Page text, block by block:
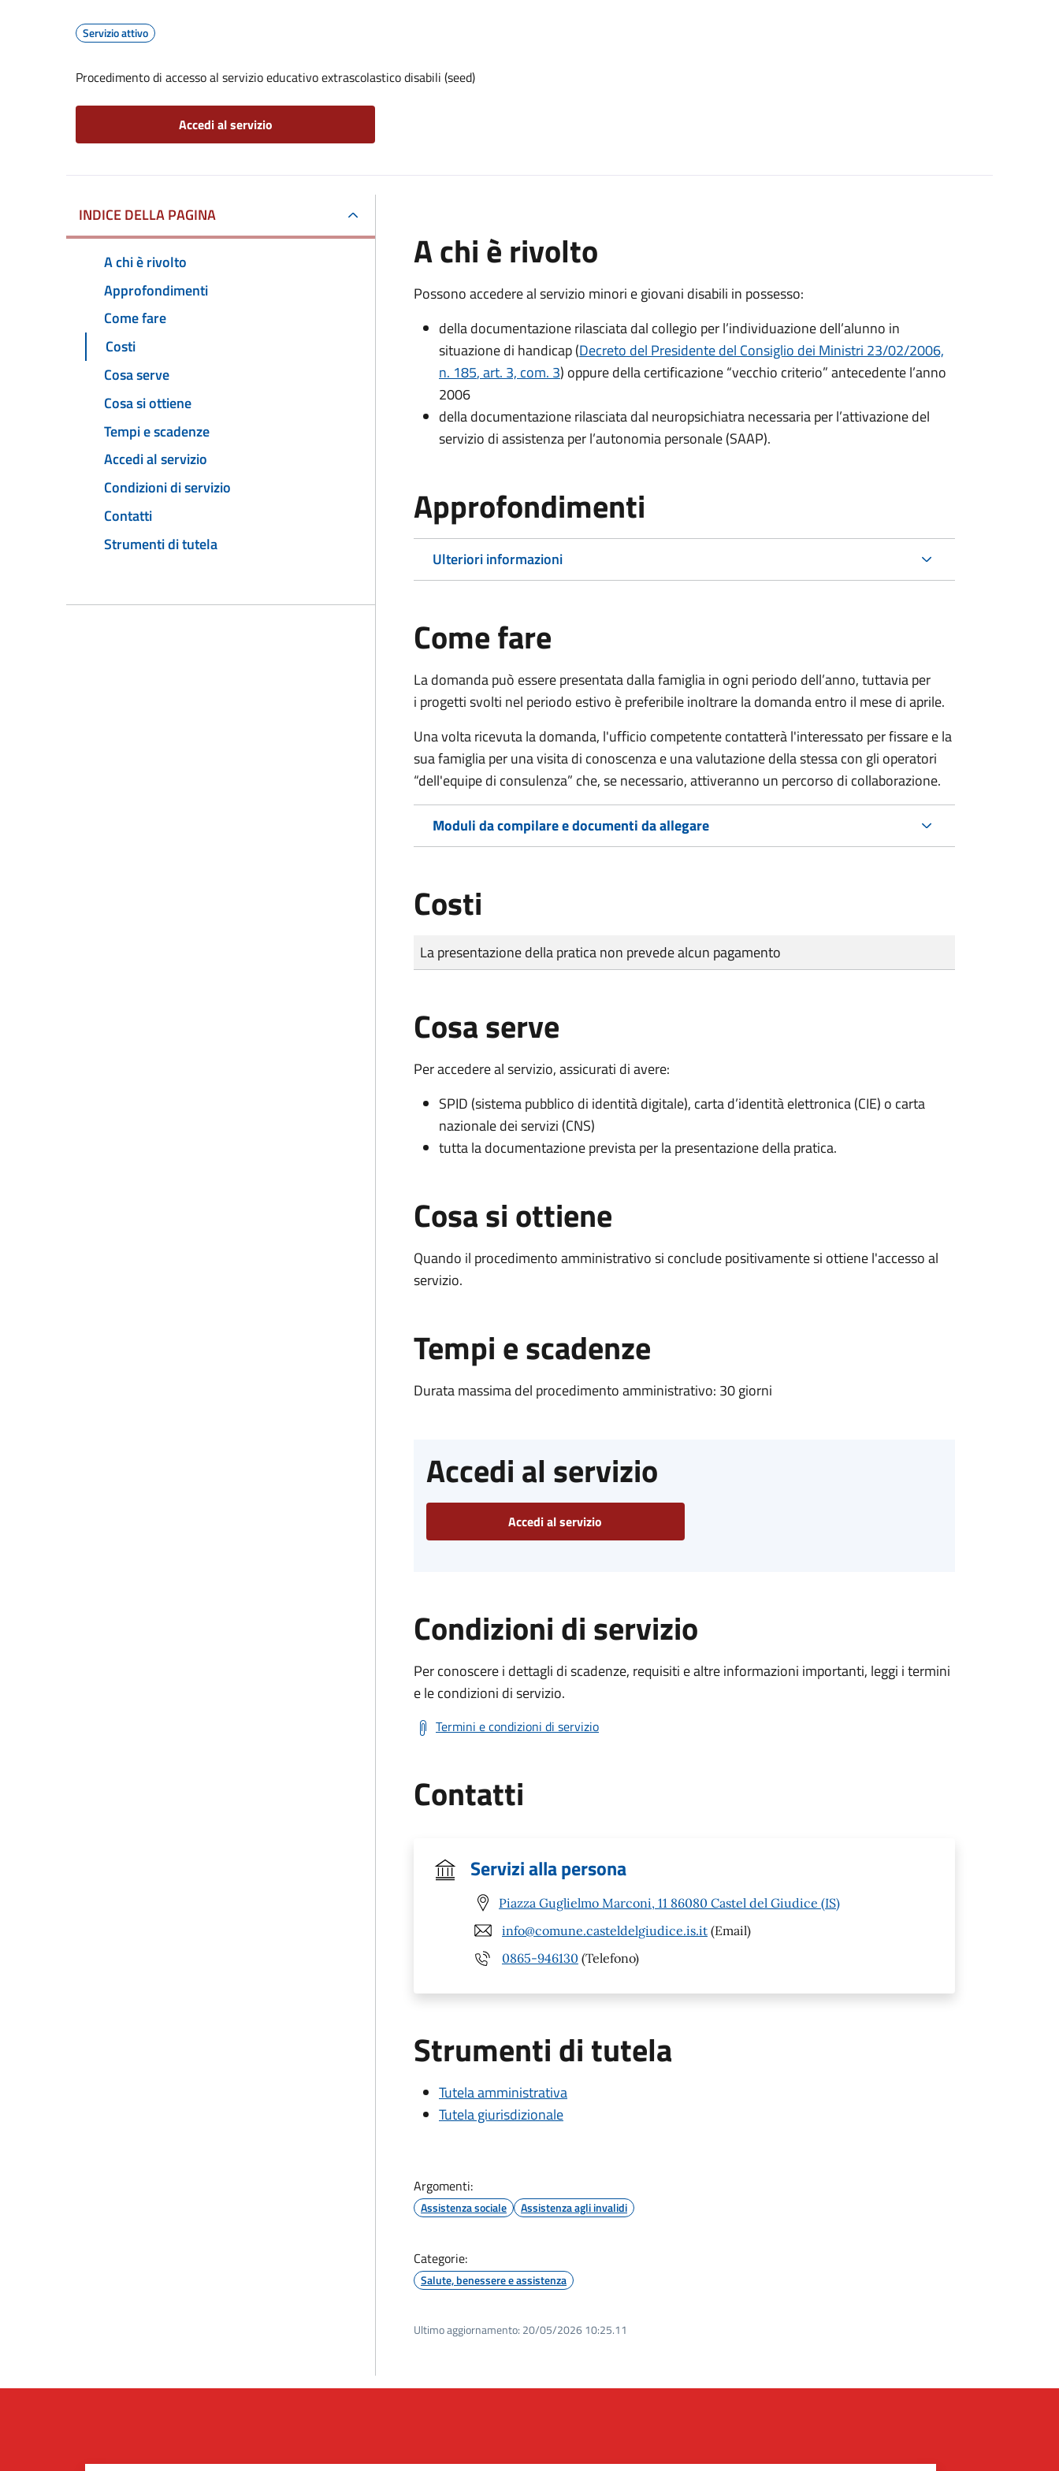
Servizio attivo
Procedimento di accesso al servizio educativo extrascolastico disabili (seed)
Accedi al servizio
INDICE DELLA PAGINA
A chi è rivolto
Approfondimenti
Come fare
Costi
Cosa serve
Cosa si ottiene
Tempi e scadenze
Accedi al servizio
Condizioni di servizio
Contatti
Strumenti di tutela
A chi è rivolto
Possono accedere al servizio minori e giovani disabili in possesso:
della documentazione rilasciata dal collegio per l’individuazione dell’alunno in
situazione di handicap (Decreto del Presidente del Consiglio dei Ministri 23/02/2006,
n. 185, art. 3, com. 3) oppure della certificazione “vecchio criterio” antecedente l’anno
2006
della documentazione rilasciata dal neuropsichiatra necessaria per l’attivazione del
servizio di assistenza per l’autonomia personale (SAAP).
Approfondimenti
Ulteriori informazioni
Come fare
La domanda può essere presentata dalla famiglia in ogni periodo dell’anno, tuttavia per
i progetti svolti nel periodo estivo è preferibile inoltrare la domanda entro il mese di aprile.
Una volta ricevuta la domanda, l'ufficio competente contatterà l'interessato per fissare e la
sua famiglia per una visita di conoscenza e una valutazione della stessa con gli operatori
“dell'equipe di consulenza” che, se necessario, attiveranno un percorso di collaborazione.
Moduli da compilare e documenti da allegare
Costi
Tipo di pagamento
Importo
La presentazione della pratica non prevede alcun pagamento
Cosa serve
Per accedere al servizio, assicurati di avere:
SPID (sistema pubblico di identità digitale), carta d’identità elettronica (CIE) o carta
nazionale dei servizi (CNS)
tutta la documentazione prevista per la presentazione della pratica.
Cosa si ottiene
Quando il procedimento amministrativo si conclude positivamente si ottiene l'accesso al
servizio.
Tempi e scadenze
Durata massima del procedimento amministrativo: 30 giorni
Accedi al servizio
Accedi al servizio
Condizioni di servizio
Per conoscere i dettagli di scadenze, requisiti e altre informazioni importanti, leggi i termini
e le condizioni di servizio.
Termini e condizioni di servizio
Contatti
Servizi alla persona
Piazza Guglielmo Marconi, 11 86080 Castel del Giudice (IS)
info@comune.casteldelgiudice.is.it (Email)
0865-946130 (Telefono)
Strumenti di tutela
Tutela amministrativa
Tutela giurisdizionale
Argomenti:
Assistenza sociale Assistenza agli invalidi
Categorie:
Salute, benessere e assistenza
Ultimo aggiornamento: 20/05/2026 10:25.11